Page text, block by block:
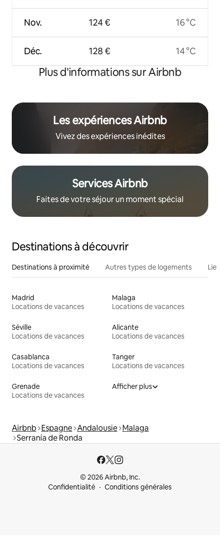
Nov.
Déc.
124 €
128 €
16 °C
14 °C
Plus d'informations sur Airbnb
Les expériences Airbnb
Vivez des expériences inédites
Services Airbnb
Faites de votre séjour un moment spécial
Destinations à découvrir
Destinations à proximité Autres types de logements
Madrid
Locations de vacances
Malaga
Locations de vacances
Séville
Locations de vacances
Alicante
Locations de vacances
Casablanca
Locations de vacances
Tanger
Locations de vacances
Grenade
Locations de vacances
Afficher plus
Airbnb Espagne Andalousie Malaga
Serranía de Ronda
© 2026 Airbnb, Inc.
Confidentialité
Conditions générales